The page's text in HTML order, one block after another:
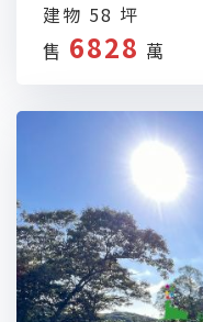
建物 58 坪
售 6828 萬